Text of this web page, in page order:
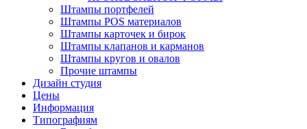
Штампы портфелей
Штампы POS материалов
Штампы карточек и бирок
Штампы клапанов и карманов
Штампы кругов и овалов
Прочие штампы
Дизайн студия
Цены
Информация
Типографиям